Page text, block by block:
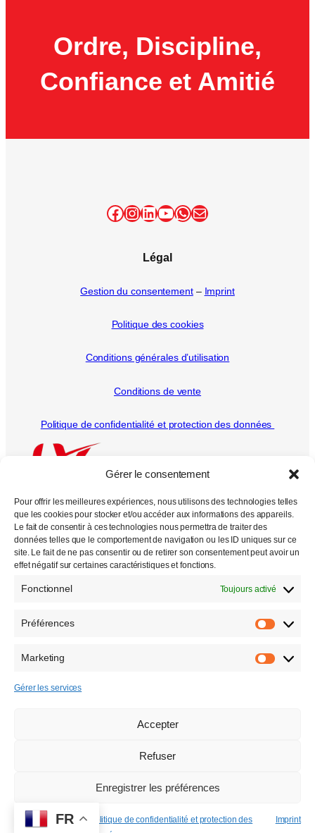
Gérer le consentement
Pour offrir les meilleures expériences, nous utilisons des technologies telles
que les cookies pour stocker et/ou accéder aux informations des appareils.
Le fait de consentir à ces technologies nous permettra de traiter des
données telles que le comportement de navigation ou les ID uniques sur ce
site. Le fait de ne pas consentir ou de retirer son consentement peut avoir un
effet négatif sur certaines caractéristiques et fonctions.
Fonctionnel Toujours activé
Préférences
Marketing
Gérer les services
Accepter
Refuser
Enregistrer les préférences
Politique des
Politique de confidentialité et protection des
Imprint
Ordre, Discipline,
Confiance et Amitié
Facebook
Instagram
LinkedIn
YouTube
WhatsApp
E-mail
Légal
Gestion du consentement– Imprint
Politique des cookies
Conditions générales d’utilisation
Conditions de vente
Politique de confidentialité et protection des données
Tous droits réservés
FR